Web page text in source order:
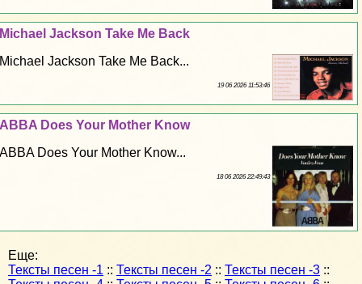
Michael Jackson Take Me Back
Michael Jackson Take Me Back...
19 06 2026 11:53:46
ABBA Does Your Mother Know
ABBA Does Your Mother Know...
18 06 2026 22:49:43
Еще:
Тексты песен -1 :: Тексты песен -2 :: Тексты песен -3 ::